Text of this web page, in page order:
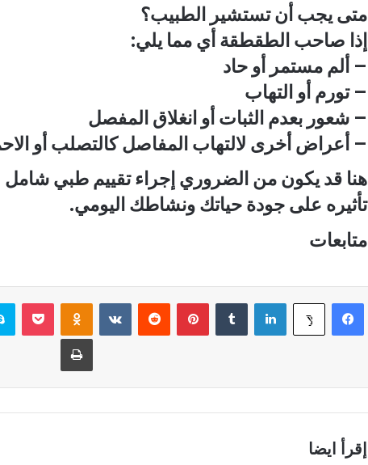
متى يجب أن تستشير الطبيب؟
إذا صاحب الطقطقة أي مما يلي:
– ألم مستمر أو حاد
– تورم أو التهاب
– شعور بعدم الثبات أو انغلاق المفصل
– أعراض أخرى لالتهاب المفاصل كالتصلب أو
هنا قد يكون من الضروري إجراء تقييم طبي
تأثيره على جودة حياتك ونشاطك اليومي.
متابعات
فيسبوك ‫X لينكدإن بينتيريست
إقرأ ايضا